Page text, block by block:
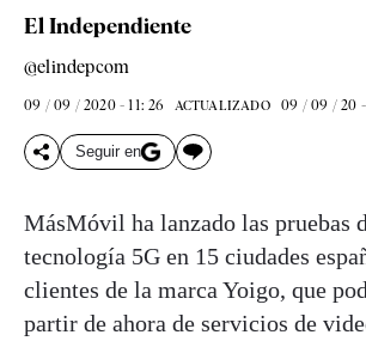
El Independiente
@elindepcom
09 / 09 / 2020 - 11: 26 ACTUALIZADO 09 / 09 / 20 -
Seguir en
MásMóvil ha lanzado las pruebas
tecnología 5G en 15 ciudades
clientes de la marca Yoigo, que
partir de ahora de servicios de